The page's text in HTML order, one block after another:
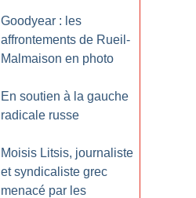
Goodyear : les
affrontements de Rueil-
Malmaison en photo
En soutien à la gauche
radicale russe
Moisis Litsis, journaliste
et syndicaliste grec
menacé par les